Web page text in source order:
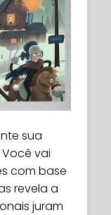
sua
vai
com base
revela a
juram